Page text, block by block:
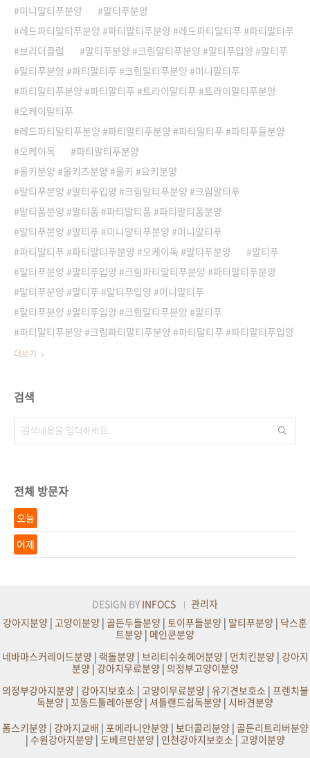
미니말티푸분양
말티푸분양
레드파티말티푸분양 #파티말티푸분양 #레드파티말티푸 #파티말티푸
브리더클럽
말티푸분양 #크림말티푸분양 #말티푸입양 #말티푸
말티푸분양 #파티말티푸 #크림말티푸분양 #미니말티푸
파티말티푸분양 #파티말티푸 #트라이말티푸 #트라이말티푸분양
오케이말티푸
레드파티말티푸분양 #파티말티푸분양 #파티말티푸 #파티푸들분양
오케이독
파티말티푸분양
몰키분양 #몰키즈분양 #몰키 #요키분양
말티푸분양 #말티푸입양 #크림말티푸분양 #크림말티푸
말티폼분양 #말티폼 #파티말티폼 #파티말티폼분양
말티푸분양 #말티푸 #미니말티푸분양 #미니말티푸
파티말티푸 #파티말티푸분양 #오케이독 #말티푸분양
말티푸
말티푸분양 #말티푸입양 #크림파티말티푸분양 #파티말티푸분양
말티푸분양 #말티푸 #말티푸입양 #미니말티푸
말티푸분양 #말티푸입양 #크림말티푸분양 #말티푸
파티말티푸분양 #크림파티말티푸분양 #파티말티푸 #파티말티푸입양
더보기
검색
전체 방문자
오늘
어제
DESIGN BY INFOCS
관리자
강아지분양 | 고양이분양 | 골든두들분양 | 토이푸들분양 | 말티푸분양 | 닥스훈
트분양 | 메인쿤분양
네바마스커레이드분양| 랙돌분양| 브리티쉬숏헤어분양| 먼치킨분양| 강아지
분양|강아지무료분양| 의정부고양이분양
의정부강아지분양| 강아지보호소| 고양이무료분양| 유기견보호소| 프렌치불
독분양 | 꼬똥드툴레아분양 | 셔틀랜드쉽독분양 | 시바견분양
폼스키분양| 강아지교배 | 포메라니안분양| 보더콜리분양| 골든리트리버분양
| 수원강아지분양| 도베르만분양| 인천강아지보호소| 고양이분양